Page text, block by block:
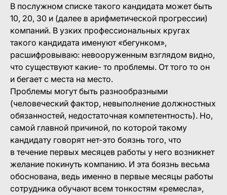
В послужном списке такого кандидата может быть
10, 20, 30 и (далее в арифметической прогрессии)
компаний. В узких профессиональных кругах
такого кандидата именуют «бегунком»,
расшифровываю: невооруженным взглядом видно,
что существуют какие- то проблемы. От того то он
и бегает с места на место.
Проблемы могут быть разнообразными
(человеческий фактор, невыполнение должностных
обязанностей, недостаточная компетентность). Но,
самой главной причиной, по которой такому
кандидату говорят нет-это боязнь того, что
в течение первых месяцев работы у него возникнет
желание покинуть компанию. И эта боязнь весьма
обоснована, ведь именно в первые месяцы работы
сотрудника обучают всем тонкостям «ремесла»,